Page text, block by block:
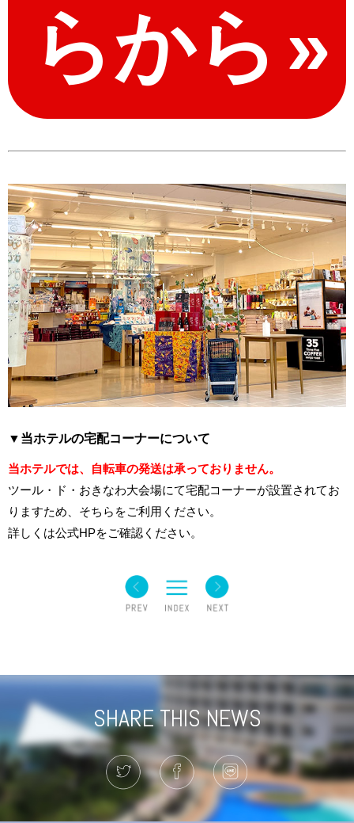
らから
▼当ホテルの宅配コーナーについて
当ホテルでは、自転車の発送は承っておりません。
ツール・ド・おきなわ大会場にて宅配コーナーが設置されてお
りますため、そちらをご利用ください。
詳しくは公式HPをご確認ください。
SHARE THIS NEWS